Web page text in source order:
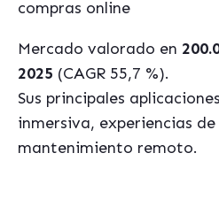
compras online
Mercado valorado en
2025 (CAGR 55,7 %).
Sus principales
inmersiva, experiencias
mantenimiento remoto.